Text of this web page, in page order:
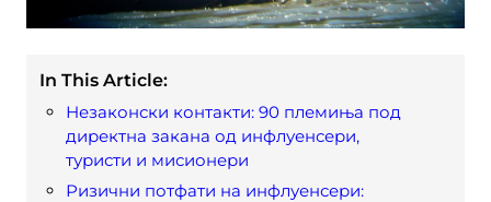
In This Article:
Незаконски контакти: 90 племиња под
директна закана од инфлуенсери,
туристи и мисионери
Ризични потфати на инфлуенсери: